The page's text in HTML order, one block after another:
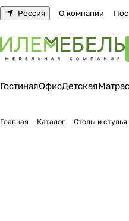
Россия О компании
ГостинаяОфисДетская
Главная Каталог Столы и стулья